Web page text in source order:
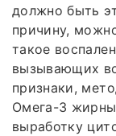
должно быть
причину,
такое
вызывающих
признаки,
Омега-3
выработку